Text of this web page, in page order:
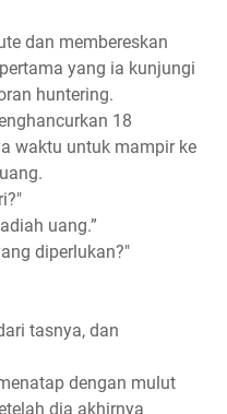
dan membereskan
yang ia kunjungi
huntering.
18
waktu untuk mampir ke
uang.”
diperlukan?"
tasnya, dan
dengan mulut
dia akhirnya